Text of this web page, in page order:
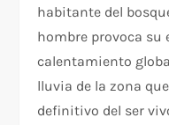
habitante del
hombre provoca su
calentamiento
lluvia de la zona
definitivo del ser